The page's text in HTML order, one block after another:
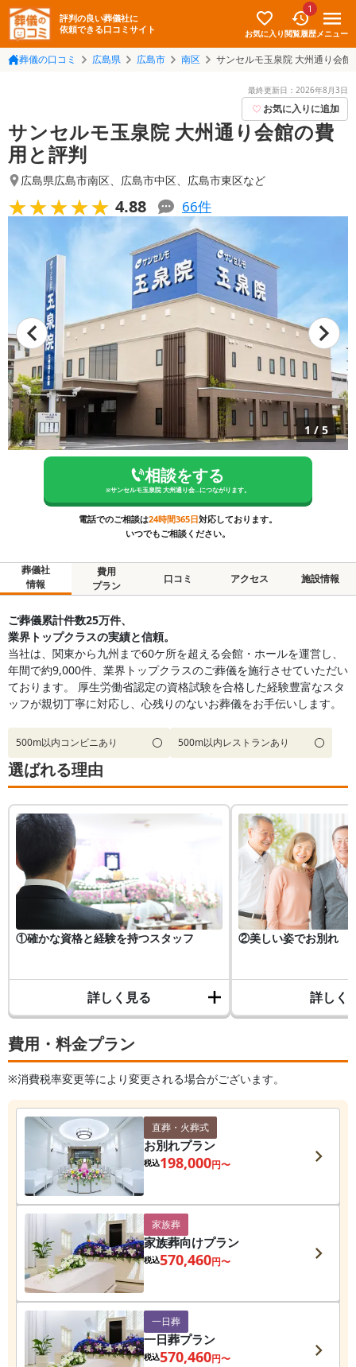
評判の良い葬儀社に
依頼できる口コミサイト
お気に入り
1
閲覧履歴メニュー
葬儀の口コミ 広島県 広島市 南区 サンセルモ玉泉院 大州通り会館
最終更新日： 2026年8月3日
お気に入りに追加
サンセルモ玉泉院 大州通り会館の費
用と評判
広島県広島市南区、 広島市中区、 広島市東区など
★★★★★
★★★★★ 4.88 66件
1 / 5
相談をする
※サンセルモ玉泉院 大州通り会...につながります。
電話でのご相談は24時間365日対応しております。
いつでもご相談ください。
葬儀社
情報
費用
プラン
口コミ アクセス 施設情報
費用・料金プラン
※消費税率変更等により変更される場合がございます。
直葬・火葬式
お別れプラン
税込198,000円〜
家族葬
家族葬向けプラン
税込570,460円〜
一日葬
一日葬プラン
税込570,460円〜
ご葬儀累計件数25万件、
業界トップクラスの実績と信頼。
当社は、関東から九州まで60ケ所を超える会館・ホールを運営し、
年間で約9,000件、業界トップクラスのご葬儀を施行させていただい
ております。 厚生労働省認定の資格試験を合格した経験豊富なスタ
ッフが親切丁寧に対応し、心残りのないお葬儀をお手伝いします。
500m以内コンビニあり 500m以内レストランあり
選ばれる理由
①確かな資格と経験を持つスタッフ
詳しく見る
②美しい姿でお別れ
詳しく